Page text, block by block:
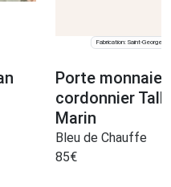
Fabrication: Saint-
Porte monnaie
cordonnier
Marin
Bleu de Chauffe
85€